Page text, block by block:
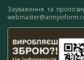
Зауваження та